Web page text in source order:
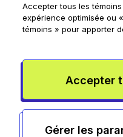
Banque Royale du
20, rue King Ouest,
Conditions de l’appli Mydoh
Accepter tous les témoins
expérience optimisée ou
témoins » pour apporter
Gérer les
Accepter